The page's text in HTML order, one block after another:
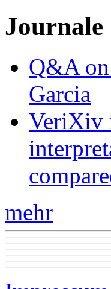
Journale
Q&A
Garcia
VeriXiv
mehr